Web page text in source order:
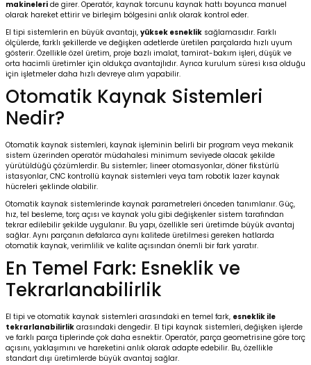
makineleri de girer. Operatör, kaynak torcunu kaynak hattı boyunca manuel
olarak hareket ettirir ve birleşim bölgesini anlık olarak kontrol eder.
El tipi sistemlerin en büyük avantajı, yüksek esneklik sağlamasıdır. Farklı
ölçülerde, farklı şekillerde ve değişken adetlerde üretilen parçalarda hızlı uyum
gösterir. Özellikle özel üretim, proje bazlı imalat, tamirat-bakım işleri, düşük ve
orta hacimli üretimler için oldukça avantajlıdır. Ayrıca kurulum süresi kısa olduğu
için işletmeler daha hızlı devreye alım yapabilir.
Otomatik Kaynak Sistemleri
Nedir?
Otomatik kaynak sistemleri, kaynak işleminin belirli bir program veya mekanik
sistem üzerinden operatör müdahalesi minimum seviyede olacak şekilde
yürütüldüğü çözümlerdir. Bu sistemler; lineer otomasyonlar, döner fikstürlü
istasyonlar, CNC kontrollü kaynak sistemleri veya tam robotik lazer kaynak
hücreleri şeklinde olabilir.
Otomatik kaynak sistemlerinde kaynak parametreleri önceden tanımlanır. Güç,
hız, tel besleme, torç açısı ve kaynak yolu gibi değişkenler sistem tarafından
tekrar edilebilir şekilde uygulanır. Bu yapı, özellikle seri üretimde büyük avantaj
sağlar. Aynı parçanın defalarca aynı kalitede üretilmesi gereken hatlarda
otomatik kaynak, verimlilik ve kalite açısından önemli bir fark yaratır.
En Temel Fark: Esneklik ve
Tekrarlanabilirlik
El tipi ve otomatik kaynak sistemleri arasındaki en temel fark, esneklik ile
tekrarlanabilirlik arasındaki dengedir. El tipi kaynak sistemleri, değişken işlerde
ve farklı parça tiplerinde çok daha esnektir. Operatör, parça geometrisine göre torç
açısını, yaklaşımını ve hareketini anlık olarak adapte edebilir. Bu, özellikle
standart dışı üretimlerde büyük avantaj sağlar.